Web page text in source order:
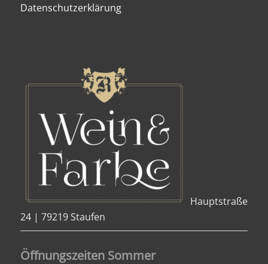
Datenschutzerklärung
Hauptstraße
24 | 79219 Staufen
Öffnungszeiten Sommer